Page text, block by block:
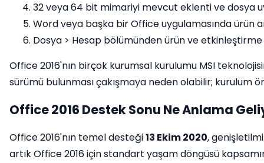
32 veya 64 bit mimariyi mevcut eklenti ve dosya
Word veya başka bir Office uygulamasında ürün
Dosya > Hesap bölümünden ürün ve
Office 2016'nın birçok kurumsal kurulumu MSI
sürümü bulunması çakışmaya neden olabilir; kurulum
Office 2016 Destek Sonu Ne Anlama
Office 2016'nın temel desteği13 Ekim 2020,
artık Office 2016 için standart yaşam döngüsü